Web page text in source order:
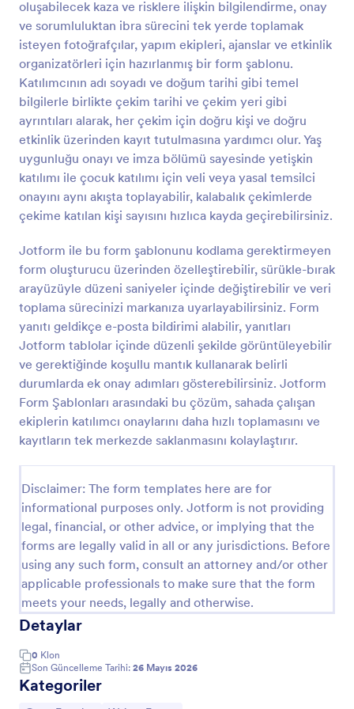
oluşabilecek kaza ve risklere ilişkin bilgilendirme, onay
ve sorumluluktan ibra sürecini tek yerde toplamak
isteyen fotoğrafçılar, yapım ekipleri, ajanslar ve etkinlik
organizatörleri için hazırlanmış bir form şablonu.
Katılımcının adı soyadı ve doğum tarihi gibi temel
bilgilerle birlikte çekim tarihi ve çekim yeri gibi
ayrıntıları alarak, her çekim için doğru kişi ve doğru
etkinlik üzerinden kayıt tutulmasına yardımcı olur. Yaş
uygunluğu onayı ve imza bölümü sayesinde yetişkin
katılımı ile çocuk katılımı için veli veya yasal temsilci
onayını aynı akışta toplayabilir, kalabalık çekimlerde
çekime katılan kişi sayısını hızlıca kayda geçirebilirsiniz.
Jotform ile bu form şablonunu kodlama gerektirmeyen
form oluşturucu üzerinden özelleştirebilir, sürükle-bırak
arayüzüyle düzeni saniyeler içinde değiştirebilir ve veri
toplama sürecinizi markanıza uyarlayabilirsiniz. Form
yanıtı geldikçe e-posta bildirimi alabilir, yanıtları
Jotform tablolar içinde düzenli şekilde görüntüleyebilir
ve gerektiğinde koşullu mantık kullanarak belirli
durumlarda ek onay adımları gösterebilirsiniz. Jotform
Form Şablonları arasındaki bu çözüm, sahada çalışan
ekiplerin katılımcı onaylarını daha hızlı toplamasını ve
kayıtların tek merkezde saklanmasını kolaylaştırır.
Disclaimer: The form templates here are for
informational purposes only. Jotform is not providing
legal, financial, or other advice, or implying that the
forms are legally valid in all or any jurisdictions. Before
using any such form, consult an attorney and/or other
applicable professionals to make sure that the form
meets your needs, legally and otherwise.
Detaylar
0 Klon
Son Güncelleme Tarihi: 26 Mayıs 2026
Kategoriler
Önizleme
Spor Antrenmanı Sorumluluk Reddi Formu
Spor Antrenmanı Feragatnamesi Formu, spor
kulüpleri ve antrenörlerin katılımcı onaylarını, sağlık
beyanlarını ve acil durum izinlerini online olarak
toplayıp düzenli veri toplama yapmasına yardımcı
olur.
Go to Category:
Aktivite ve Spor Feragat Formları
Şablon Kullan
Önizleme